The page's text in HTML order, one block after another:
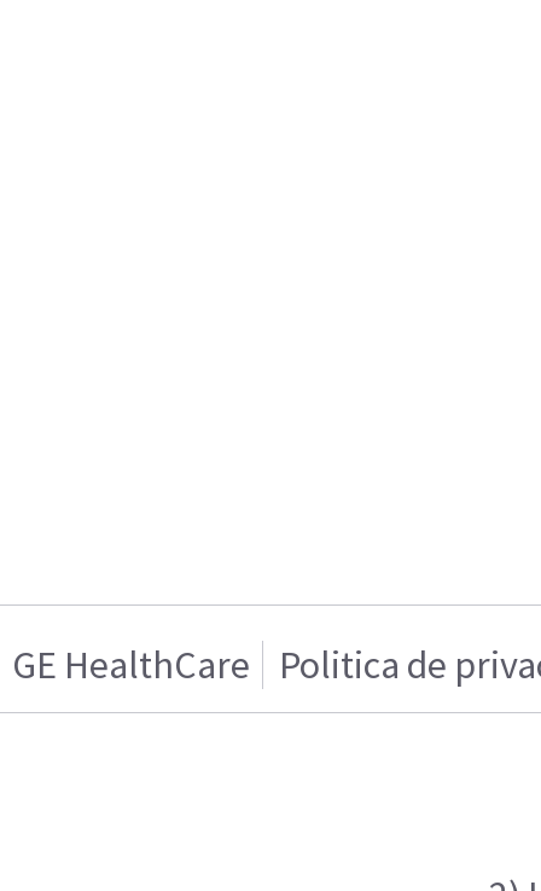
GE HealthCare Politica de